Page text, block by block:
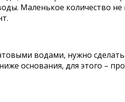
Маленькое количество не
водами, нужно
основания, для этого –